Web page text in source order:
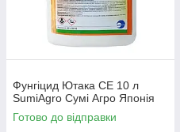
Фунгіцид Ютака СЕ 10 л
SumiAgro Сумі Агро Японія
Готово до відправки